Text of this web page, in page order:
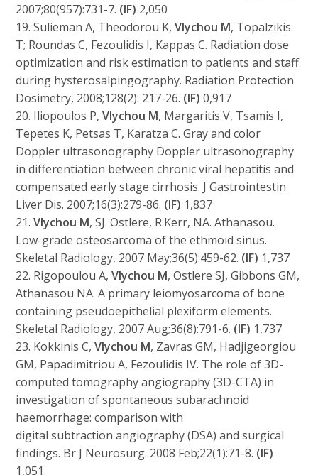
2007;80(957):731-7. (IF) 2,050
19. Sulieman A, Theodorou K,Vlychou M, Topalzikis
T; Roundas C, Fezoulidis I, Kappas C. Radiation dose
optimization and risk estimation to patients and staff
during hysterosalpingography. Radiation Protection
Dosimetry, 2008;128(2): 217-26. (IF) 0,917
20. Iliopoulos P,Vlychou M, Margaritis V, Tsamis I,
Tepetes K, Petsas T, Karatza C. Gray and color
Doppler ultrasonography Doppler ultrasonography
in differentiation between chronic viral hepatitis and
compensated early stage cirrhosis. J Gastrointestin
Liver Dis. 2007;16(3):279-86. (IF) 1,837
21.Vlychou M, SJ. Ostlere, R.Kerr, NA. Athanasou.
Low-grade osteosarcoma of the ethmoid sinus.
Skeletal Radiology, 2007 May;36(5):459-62. (IF) 1,737
22. Rigopoulou A,Vlychou M, Ostlere SJ, Gibbons GM,
Athanasou NA. A primary leiomyosarcoma of bone
containing pseudoepithelial plexiform elements.
Skeletal Radiology, 2007 Aug;36(8):791-6. (IF) 1,737
23. Kokkinis C,Vlychou M, Zavras GM, Hadjigeorgiou
GM, Papadimitriou A, Fezoulidis IV. The role of 3D-
computed tomography angiography (3D-CTA) in
investigation of spontaneous subarachnoid
haemorrhage: comparison with
digital subtraction angiography (DSA) and surgical
findings. Br J Neurosurg. 2008 Feb;22(1):71-8. (IF)
1,051